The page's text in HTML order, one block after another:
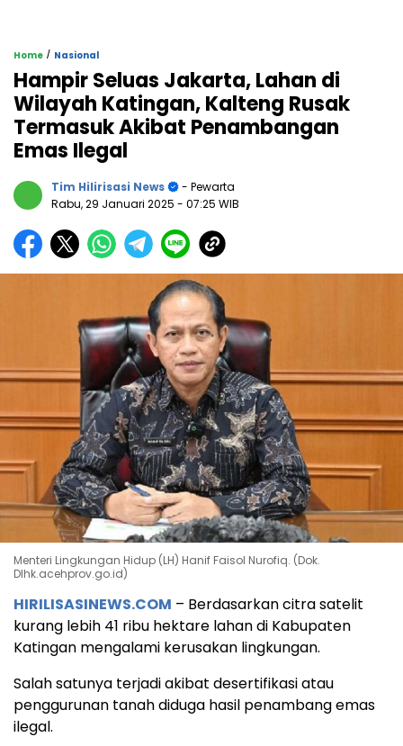
Home / Nasional
Hampir Seluas Jakarta, Lahan di
Wilayah Katingan, Kalteng Rusak
Termasuk Akibat Penambangan
Emas Ilegal
Tim Hilirisasi News
- Pewarta
Rabu, 29 Januari 2025 - 07:25 WIB
Menteri Lingkungan Hidup (LH) Hanif Faisol Nurofiq. (Dok.
Dlhk.acehprov.go.id)
HIRILISASINEWS.COM – Berdasarkan citra satelit
kurang lebih 41 ribu hektare lahan di Kabupaten
Katingan mengalami kerusakan lingkungan.
Salah satunya terjadi akibat desertifikasi atau
penggurunan tanah diduga hasil penambang emas
ilegal.